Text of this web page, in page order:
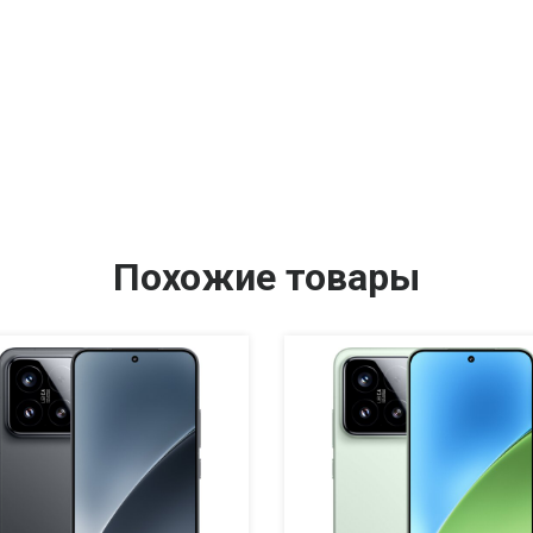
Похожие товары